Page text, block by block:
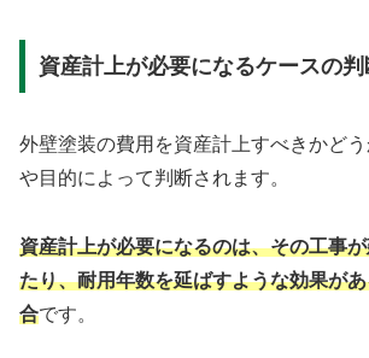
資産計上が必要になるケースの
外壁塗装の費用を資産計上すべきかど
や目的によって判断されます。
資産計上が必要になるのは、その工事
たり、耐用年数を延ばすような効果が
合です。